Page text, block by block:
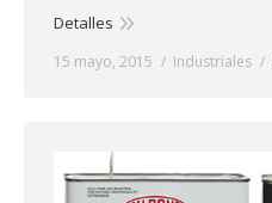
Detalles
15 mayo, 2015 Industriales